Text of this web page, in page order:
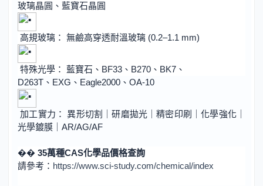
玻璃晶圓、藍寶石晶圓
高規玻璃： 無鹼高穿透耐溫玻璃 (0.2–1.1 mm)
特殊光學： 藍寶石、BF33、B270、BK7、
D263T、EXG、Eagle2000、OA-10
加工實力： 異形切割｜研磨拋光｜精密印刷｜化學強化｜
光學鍍膜｜AR/AG/AF
�� 35萬種CAS化學品價格查詢
請參考： https://www.sci-study.com/chemical/index